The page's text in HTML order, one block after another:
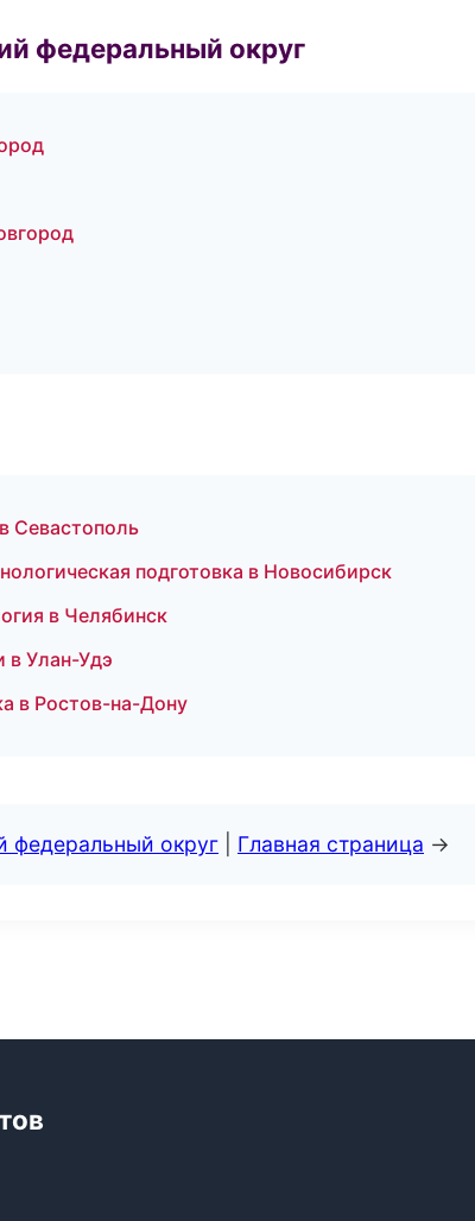
федеральный округ
Севастополь
подготовка в Новосибирск
в Челябинск
в Улан-Удэ
в Ростов-на-Дону
федеральный округ Главная страница →